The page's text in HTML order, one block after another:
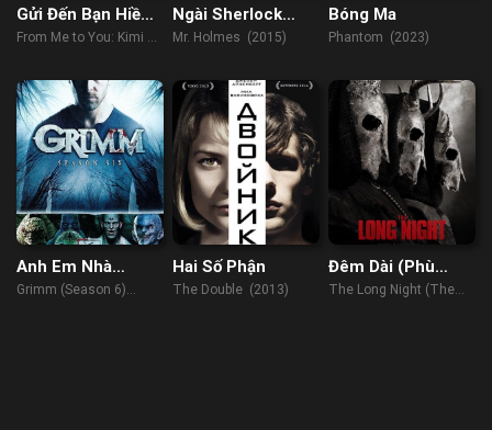
Gửi Đến Bạn Hiền
(Phần 2)
From Me to You: Kimi ni
(2009)
Ngài Sherlock
Holmes
Mr. Holmes (2015)
Bóng Ma
Phantom (2023)
Anh Em Nhà
Grimm (Phần 6)
Grimm (Season 6)
Hai Số Phận
The Double (2013)
Đêm Dài (Phù
Thủy Tà Ma)
The Long Night (The